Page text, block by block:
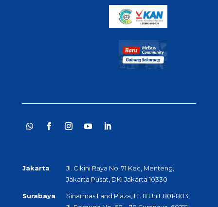
Jakarta
Jl. Cikini Raya No. 71 Kec, Menteng,
Jakarta Pusat, DKI Jakarta 10330
Surabaya
Sinarmas Land Plaza, Lt. 8 Unit 801-803,